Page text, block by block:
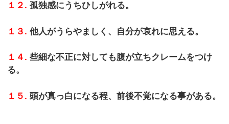
１２. 孤独感にうちひしがれる。
１３. 他人がうらやましく、自分が哀れに思える。
１４. 些細な不正に対しても腹が立ちクレームをつけ
る。
１５. 頭が真っ白になる程、前後不覚になる事がある。